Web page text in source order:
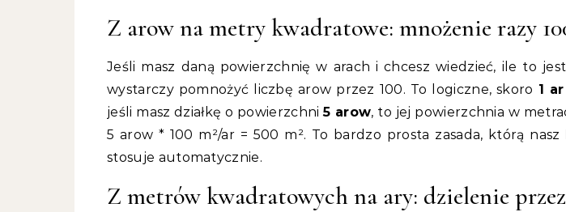
Z arow na metry kwadratowe: mnożenie razy
Jeśli masz daną powierzchnię w arach i chcesz wiedzieć, ile to
wystarczy pomnożyć liczbę arow przez 100. To logiczne, skoro 1
jeśli masz działkę o powierzchni5 arow, to jej powierzchnia w
5 arow * 100 m²/ar = 500 m². To bardzo prosta zasada, którą nasz
stosuje automatycznie.
Z metrów kwadratowych na ary: dzielenie